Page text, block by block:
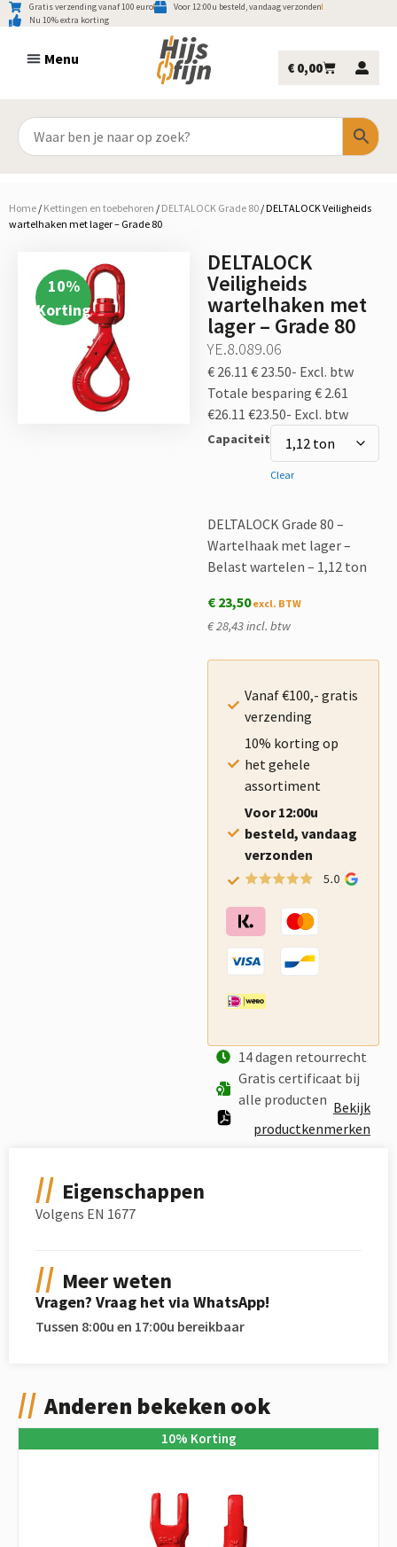
Gratis verzending vanaf 100 euro
Voor 12:00u besteld, vandaag verzonden
Nu 10% extra korting
€ 0,00
Home / Kettingen en toebehoren / DELTALOCK Grade 80 /DELTALOCK Veiligheids
wartelhaken met lager – Grade 80
10%
Korting
DELTALOCK
Veiligheids
wartelhaken met
lager – Grade 80
YE.8.089.06
€ 26.11 € 23.50- Excl. btw
Totale besparing € 2.61
€26.11 €23.50- Excl. btw
Capaciteit
Clear
DELTALOCK Grade 80 –
Wartelhaak met lager –
Belast wartelen – 1,12 ton
€ 23,50
€ 28,43 incl. btw
Vanaf €100,- gratis
verzending
10% korting op
het gehele
assortiment
Voor 12:00u
besteld, vandaag
verzonden
14 dagen retourrecht
Gratis certificaat bij
alle producten Bekijk
productkenmerken
Eigenschappen
Volgens EN 1677
Meer weten
Vragen? Vraag het via WhatsApp!
Tussen 8:00u en 17:00u bereikbaar
Anderen bekeken ook
10% Korting